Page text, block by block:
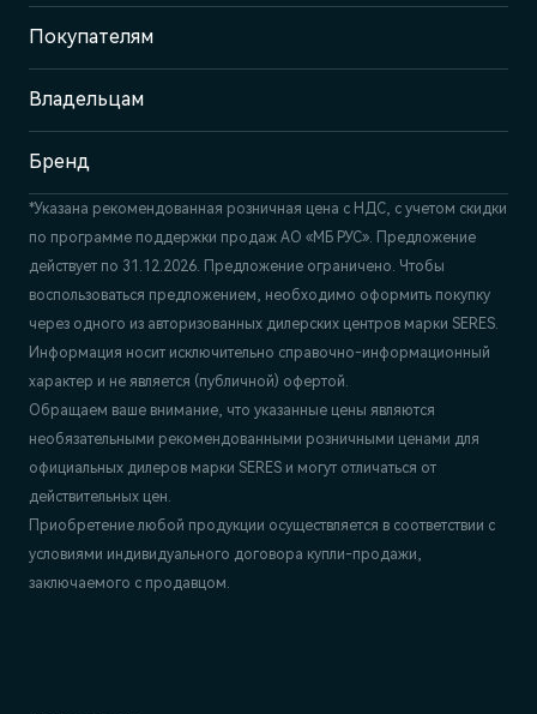
6Б
Отдел продаж и сервиса
+7 (831) 214-00-68
Покупателям
Владельцам
Бренд
*Указана рекомендованная розничная цена c НДС, с учетом скидки
по программе поддержки продаж АО «МБ РУС». Предложение
действует по 31.12.2026. Предложение ограничено. Чтобы
воспользоваться предложением, необходимо оформить покупку
через одного из авторизованных дилерских центров марки SERES.
Информация носит исключительно справочно-информационный
характер и не является (публичной) офертой.
Обращаем ваше внимание, что указанные цены являются
необязательными рекомендованными розничными ценами для
официальных дилеров марки SERES и могут отличаться от
действительных цен.
Приобретение любой продукции осуществляется в соответствии с
условиями индивидуального договора купли-продажи,
заключаемого с продавцом.